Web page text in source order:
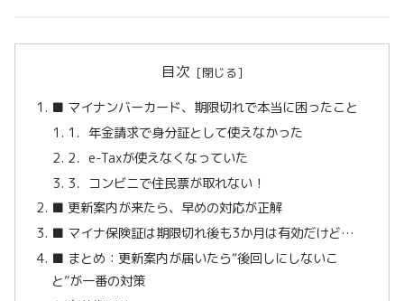
目次
■ マイナンバーカード、期限切れで本当に困ったこと
1．年金請求で身分証として使えなかった
2．e-Taxが使えなくなっていた
3．コンビニで住民票が取れない！
■ 更新案内が来たら、早めの対応が正解
■ マイナ保険証は期限切れ後も3か月は有効だけど…
■ まとめ：更新案内が届いたら“後回しにしないこ
と”が一番の対策